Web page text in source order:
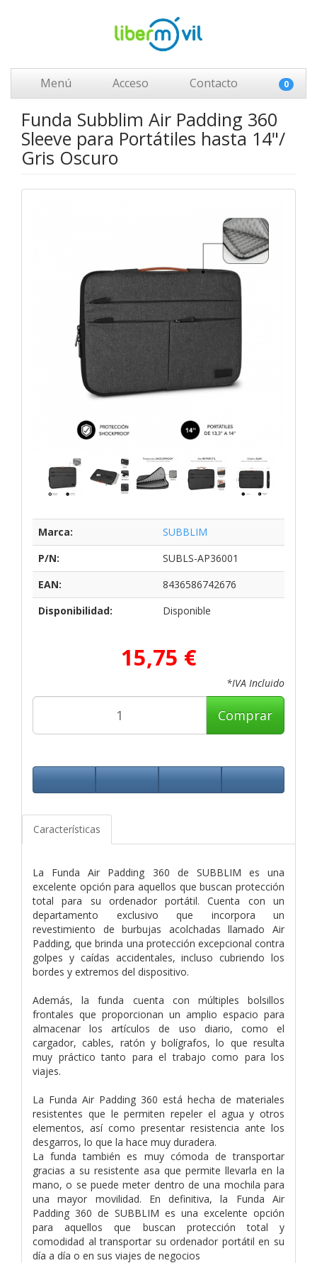
Menú Acceso Contacto 0
Funda Subblim Air Padding 360
Sleeve para Portátiles hasta 14"/
Gris Oscuro
Marca:
SUBBLIM
P/N:
SUBLS-AP36001
EAN:
8436586742676
Disponibilidad:
Disponible
15,75 €
*IVA Incluido
Comprar
Características
La Funda Air Padding 360 de SUBBLIM es una
excelente opción para aquellos que buscan protección
total para su ordenador portátil. Cuenta con un
departamento exclusivo que incorpora un
revestimiento de burbujas acolchadas llamado Air
Padding, que brinda una protección excepcional contra
golpes y caídas accidentales, incluso cubriendo los
bordes y extremos del dispositivo.
Además, la funda cuenta con múltiples bolsillos
frontales que proporcionan un amplio espacio para
almacenar los artículos de uso diario, como el
cargador, cables, ratón y bolígrafos, lo que resulta
muy práctico tanto para el trabajo como para los
viajes.
La Funda Air Padding 360 está hecha de materiales
resistentes que le permiten repeler el agua y otros
elementos, así como presentar resistencia ante los
desgarros, lo que la hace muy duradera.
La funda también es muy cómoda de transportar
gracias a su resistente asa que permite llevarla en la
mano, o se puede meter dentro de una mochila para
una mayor movilidad. En definitiva, la Funda Air
Padding 360 de SUBBLIM es una excelente opción
para aquellos que buscan protección total y
comodidad al transportar su ordenador portátil en su
día a día o en sus viajes de negocios